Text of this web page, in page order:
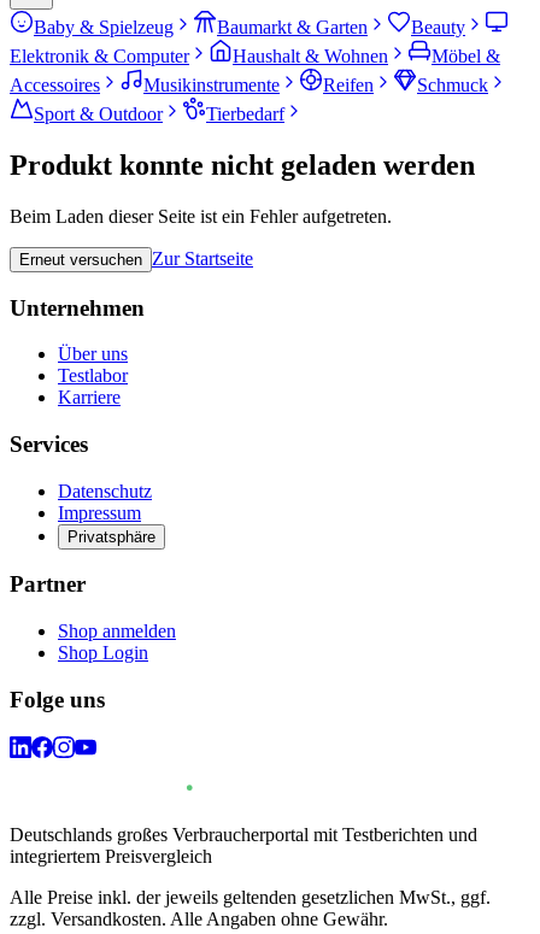
Baby & Spielzeug Baumarkt & Garten
Beauty
Elektronik & Computer
Haushalt & Wohnen
Möbel &
Accessoires
Musikinstrumente Reifen
Schmuck
Sport & Outdoor
Tierbedarf
Produkt konnte nicht geladen werden
Beim Laden dieser Seite ist ein Fehler aufgetreten.
Erneut versuchen Zur Startseite
Unternehmen
Über uns
Testlabor
Karriere
Services
Datenschutz
Impressum
Privatsphäre
Partner
Shop anmelden
Shop Login
Folge uns
Deutschlands großes Verbraucherportal mit Testberichten und
integriertem Preisvergleich
Alle Preise inkl. der jeweils geltenden gesetzlichen MwSt., ggf.
zzgl. Versandkosten. Alle Angaben ohne Gewähr.